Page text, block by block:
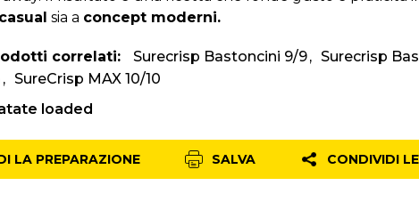
sia a concept moderni.
correlati: Surecrisp Bastoncini 9/9
Surecrisp
SureCrisp MAX 10/10
loaded
LA PREPARAZIONE SALVA CONDIVIDI